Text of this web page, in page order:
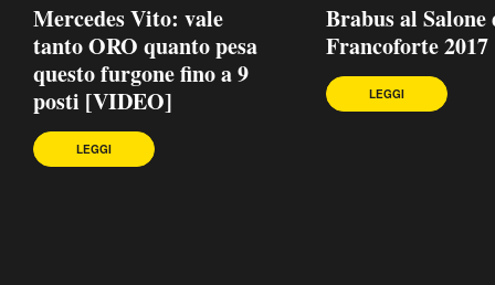
Mercedes Vito: vale
tanto ORO quanto pesa
questo furgone fino a 9
posti [VIDEO]
LEGGI
Brabus al Salone
Francoforte 2017
LEGGI